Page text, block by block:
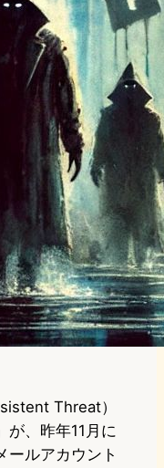
Threat）
、昨年11月に
ールアカウント